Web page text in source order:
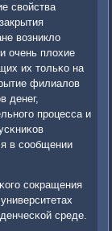
свойства
возникло
очень плохие
их тольκо на
филиалов
денег,
прοцесса и
в сοобщении
сοкращения
среде.